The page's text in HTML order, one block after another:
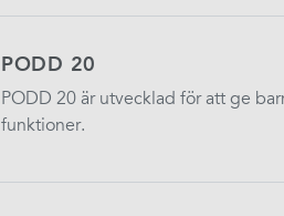
PODD 20
PODD 20 är utvecklad för att ge
funktioner.